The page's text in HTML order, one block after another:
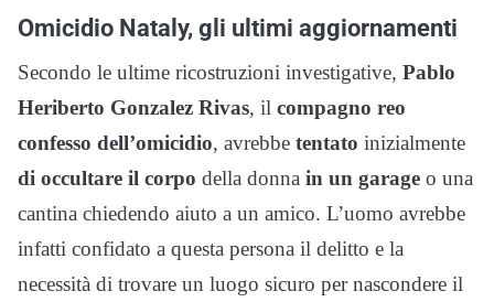
Omicidio Nataly, gli ultimi aggiornamenti
Secondo le ultime ricostruzioni investigative, Pablo
Heriberto Gonzalez Rivas, il compagno reo
confesso dell’omicidio, avrebbe tentato inizialmente
di occultare il corpo della donna in un garage o una
cantina chiedendo aiuto a un amico. L’uomo avrebbe
infatti confidato a questa persona il delitto e la
necessità di trovare un luogo sicuro per nascondere il